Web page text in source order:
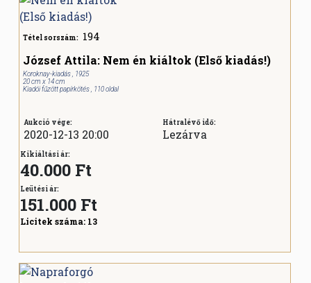
Tétel sorszám: 194
József Attila: Nem én kiáltok (Első kiadás!)
Koroknay-kiadás , 1925
20 cm x 14 cm
Kiadói fűzött papírkötés , 110 oldal
Aukció vége:
2020-12-13 20:00
Hátralévő idő:
Lezárva
Kikiáltási ár:
40.000 Ft
Leütési ár:
151.000 Ft
Licitek száma: 13